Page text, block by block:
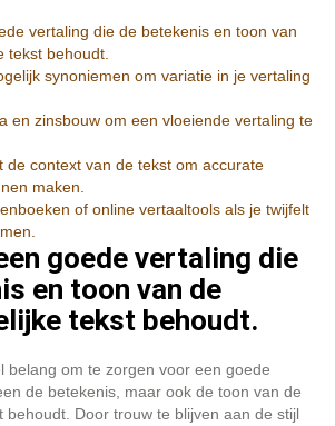
vertaling die de betekenis en toon van
tekst behoudt.
synoniemen om variatie in je vertaling
en zinsbouw om een vloeiende vertaling te
de context van de tekst om accurate
maken.
of online vertaaltools als je twijfelt
goede vertaling die
en toon van de
tekst behoudt.
belang om te zorgen voor een goede
de betekenis, maar ook de toon van de
behoudt. Door trouw te blijven aan de stijl